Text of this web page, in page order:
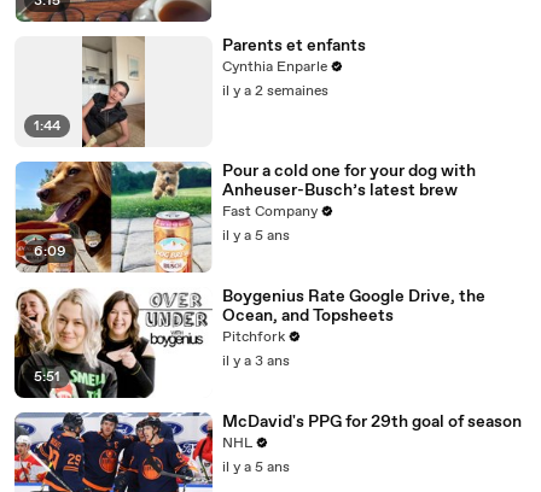
1:44
Parents et enfants
Cynthia Enparle
il y a 2 semaines
6:09
Pour a cold one for your dog with
Anheuser-Busch’s latest brew
Fast Company
il y a 5 ans
5:51
Boygenius Rate Google Drive, the
Ocean, and Topsheets
Pitchfork
il y a 3 ans
McDavid's PPG for 29th goal of season
NHL
il y a 5 ans